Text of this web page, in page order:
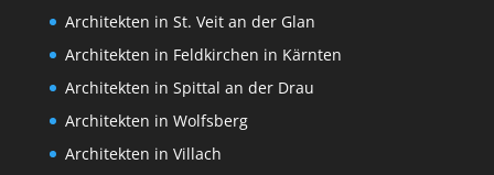
Architekten in St. Veit an der Glan
Architekten in Feldkirchen in Kärnten
Architekten in Spittal an der Drau
Architekten in Wolfsberg
Architekten in Villach